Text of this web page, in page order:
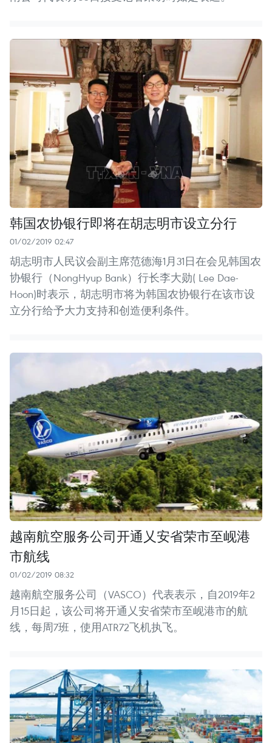
韩国农协银行即将在胡志明市设立分行
01/02/2019 02:47
胡志明市人民议会副主席范德海1月31日在会见韩国农
协银行（NongHyup Bank）行长李大勋( Lee Dae-
Hoon)时表示，胡志明市将为韩国农协银行在该市设
立分行给予大力支持和创造便利条件。
越南航空服务公司开通乂安省荣市至岘港
市航线
01/02/2019 08:32
越南航空服务公司（VASCO）代表表示，自2019年2
月15日起，该公司将开通乂安省荣市至岘港市的航
线，每周7班，使用ATR72飞机执飞。